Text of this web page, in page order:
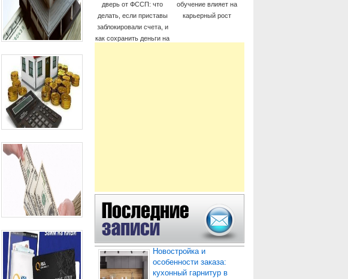
дверь от ФССП: что
делать, если приставы
заблокировали счета, и
как сохранить деньги на
обучение влияет на
карьерный рост
Новостройка и
особенности заказа:
кухонный гарнитур в